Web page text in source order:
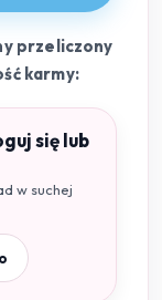
przeliczony
karmy:
się lub
w suchej